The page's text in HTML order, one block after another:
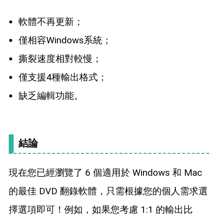
軟體不再更新；
僅相容Windows系統；
撕裂速度相對較慢；
僅支援4種輸出格式；
缺乏編輯功能。
結論
現在您已經瀏覽了 6 個適用於 Windows 和 Mac
的最佳 DVD 翻錄軟體，只需根據您的個人需求選
擇選項即可！例如，如果您考慮 1:1 的輸出比